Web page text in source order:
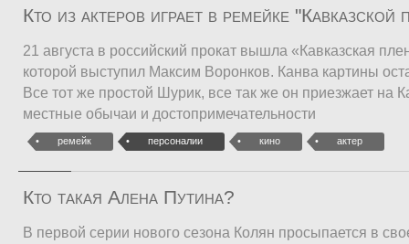
Кто из актеров играет в ремейке "Кавказской
21 августа в российский прокат вышла «Кавказская
которой выступил Максим Воронков. Канва картины
Все тот же простой Шурик, все так же он приезжает на
местные обычаи и достопримечательности
ремейк персоналии кино актер
Кто такая Алена Путина?
В первой серии нового сезона Колян просыпается в